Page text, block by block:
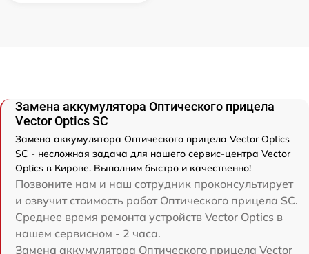
Замена аккумулятора Оптического прицела
Vector Optics SC
Замена аккумулятора Оптического прицела Vector Optics
SC - несложная задача для нашего сервис-центра Vector
Optics в Кирове. Выполним быстро и качественно!
Позвоните нам и наш сотрудник проконсультирует
и озвучит стоимость работ Оптического прицела SC.
Среднее время ремонта устройств Vector Optics в
нашем сервисном - 2 часа.
Замена аккумулятора Оптического прицела Vector